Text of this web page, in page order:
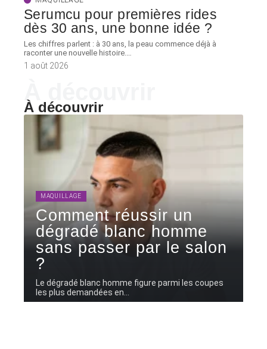
Serumcu pour premières rides
dès 30 ans, une bonne idée ?
Les chiffres parlent : à 30 ans, la peau commence déjà à
raconter une nouvelle histoire.
1 août 2026
À découvrir
MAQUILLAGE
Comment réussir un
dégradé blanc homme
sans passer par le salon
?
Le dégradé blanc homme figure parmi les coupes
les plus demandées en